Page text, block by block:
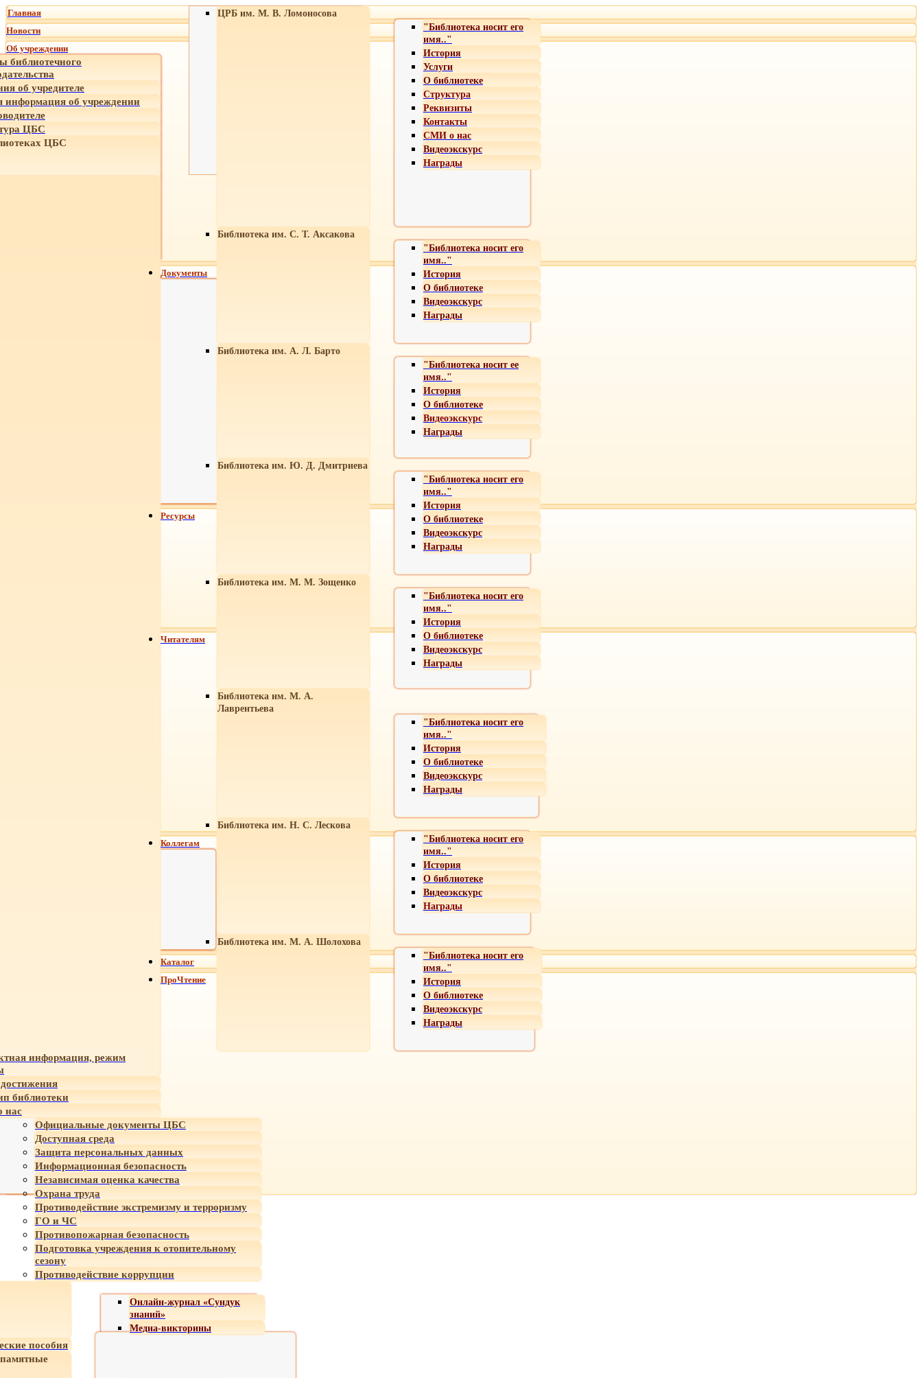
Главная
Новости
Об учреждении
библиотечного
об учредителе
об учреждении
ЦБС
ЦБС
ЦРБ им. М. В. Ломоносова
"Библиотека носит его
имя.."
История
Услуги
О библиотеке
Структура
Реквизиты
Контакты
СМИ о нас
Видеоэкскурс
Награды
Библиотека им. С. Т. Аксакова
"Библиотека носит его
имя.."
История
О библиотеке
Видеоэкскурс
Награды
Библиотека им. А. Л. Барто
"Библиотека носит ее
имя.."
История
О библиотеке
Видеоэкскурс
Награды
Библиотека им. Ю. Д. Дмитриева
"Библиотека носит его
имя.."
История
О библиотеке
Видеоэкскурс
Награды
Библиотека им. М. М. Зощенко
"Библиотека носит его
имя.."
История
О библиотеке
Видеоэкскурс
Награды
Библиотека им. М. А.
Лаврентьева
"Библиотека носит его
имя.."
История
О библиотеке
Видеоэкскурс
Награды
Библиотека им. Н. С. Лескова
"Библиотека носит его
имя.."
История
О библиотеке
Видеоэкскурс
Награды
Библиотека им. М. А. Шолохова
"Библиотека носит его
имя.."
История
О библиотеке
Видеоэкскурс
Награды
информация, режим
библиотеки
нас
Документы
Официальные документы ЦБС
Доступная среда
Защита персональных данных
Информационная безопасность
Независимая оценка качества
Охрана труда
Противодействие экстремизму и терроризму
ГО и ЧС
Противопожарная безопасность
Подготовка учреждения к отопительному
сезону
Противодействие коррупции
Ресурсы
Онлайн-журнал «Сундук
знаний»
Медиа-викторины
пособия
Читателям
Коллегам
Каталог
ПроЧтение